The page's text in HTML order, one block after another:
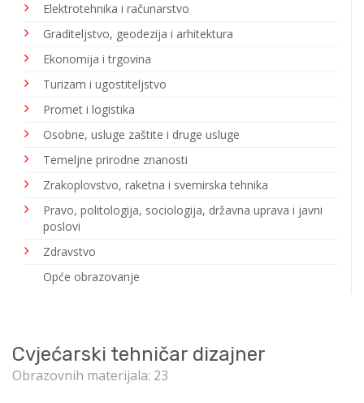
Elektrotehnika i računarstvo
Graditeljstvo, geodezija i arhitektura
Ekonomija i trgovina
Turizam i ugostiteljstvo
Promet i logistika
Osobne, usluge zaštite i druge usluge
Temeljne prirodne znanosti
Zrakoplovstvo, raketna i svemirska tehnika
Pravo, politologija, sociologija, državna uprava i javni
poslovi
Zdravstvo
Opće obrazovanje
Cvjećarski tehničar dizajner
Obrazovnih materijala: 23